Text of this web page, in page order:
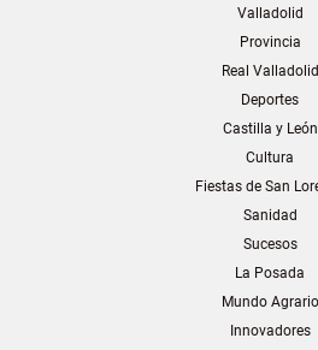
Valladolid
Provincia
Real Valladolid
Deportes
Castilla y León
Cultura
Fiestas de San
Sanidad
Sucesos
La Posada
Mundo Agrario
Innovadores